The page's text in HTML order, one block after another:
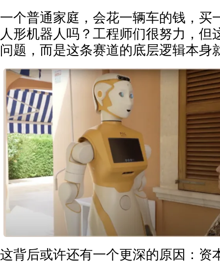
一个普通家庭，会花一辆车的钱，买
人形机器人吗？工程师们很努力，但
问题，而是这条赛道的底层逻辑本身
这背后或许还有一个更深的原因：资